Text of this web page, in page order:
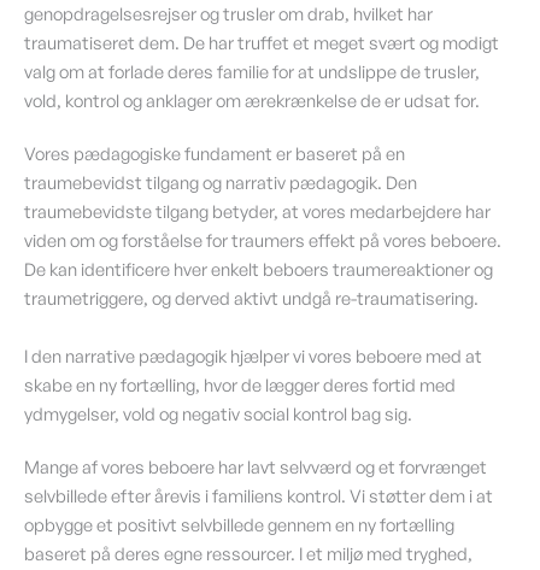
genopdragelsesrejser og trusler om drab, hvilket har
traumatiseret dem. De har truffet et meget svært og modigt
valg om at forlade deres familie for at undslippe de trusler,
vold, kontrol og anklager om ærekrænkelse de er udsat for.
Vores pædagogiske fundament er baseret på en
traumebevidst tilgang og narrativ pædagogik. Den
traumebevidste tilgang betyder, at vores medarbejdere har
viden om og forståelse for traumers effekt på vores beboere.
De kan identificere hver enkelt beboers traumereaktioner og
traumetriggere, og derved aktivt undgå re-traumatisering.
I den narrative pædagogik hjælper vi vores beboere med at
skabe en ny fortælling, hvor de lægger deres fortid med
ydmygelser, vold og negativ social kontrol bag sig.
Mange af vores beboere har lavt selvværd og et forvrænget
selvbillede efter årevis i familiens kontrol. Vi støtter dem i at
opbygge et positivt selvbillede gennem en ny fortælling
baseret på deres egne ressourcer. I et miljø med tryghed,